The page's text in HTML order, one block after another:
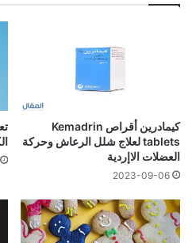
كيمادرين أقراص Kemadrin
tablets لعلاج شلل الرعاش وحركة
العضلات الاإردية
2023-09-06